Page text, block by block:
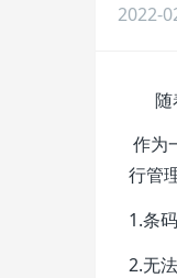
2022-
随
作为
行管
1.条
2.无